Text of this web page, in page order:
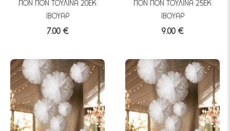
ΠΟΝ ΠΟΝ ΤΟΥΛΙΝΑ 20ΕΚ
ΙΒΟΥΑΡ
7.00 €
ΠΟΝ ΠΟΝ ΤΟΥΛΙΝΑ 25ΕΚ
ΙΒΟΥΑΡ
9.00 €